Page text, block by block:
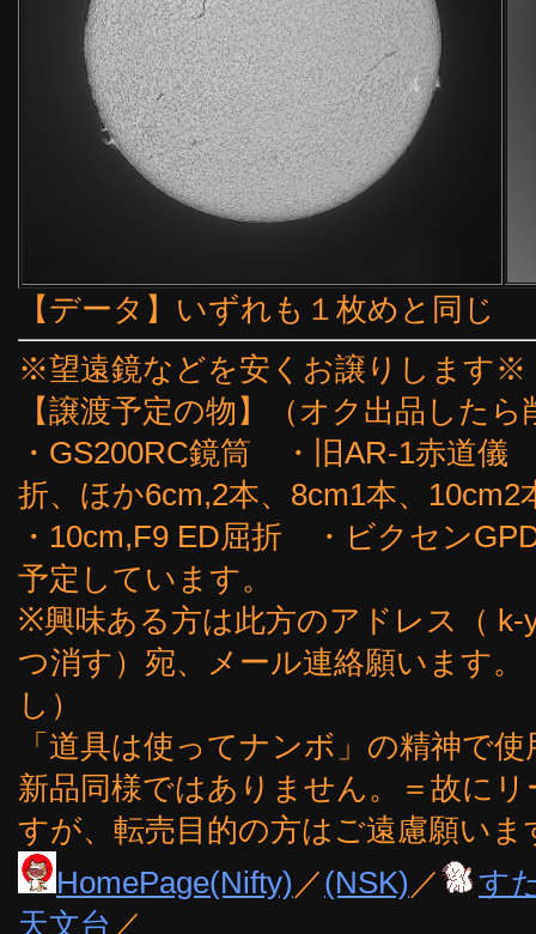
【データ】いずれも１枚めと同じ
※望遠鏡などを安くお譲りします※
【譲渡予定の物】（オク出品した
・GS200RC鏡筒 ・旧AR-1赤道
折、ほか6cm,2本、8cm1本、10cm2
・10cm,F9 ED屈折 ・ビクセン
予定しています。
※興味ある方は此方のアドレス（ k-
つ消す）宛、メール連絡願います
し）
「道具は使ってナンボ」の精神で
新品同様ではありません。＝故に
すが、転売目的の方はご遠慮願いま
HomePage(Nifty) ／(NSK) ／
す
天文台 ／